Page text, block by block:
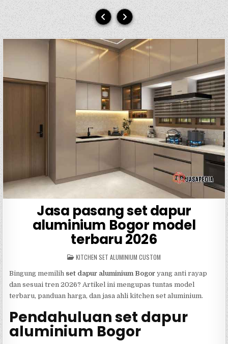
Jasa pasang set dapur
aluminium Bogor model
terbaru 2026
POSTED
IN
KITCHEN SET ALUMINIUM CUSTOM
Bingung memilih set dapur aluminium Bogor yang anti rayap
dan sesuai tren 2026? Artikel ini mengupas tuntas model
terbaru, panduan harga, dan jasa ahli kitchen set aluminium.
Pendahuluan set dapur
aluminium Bogor